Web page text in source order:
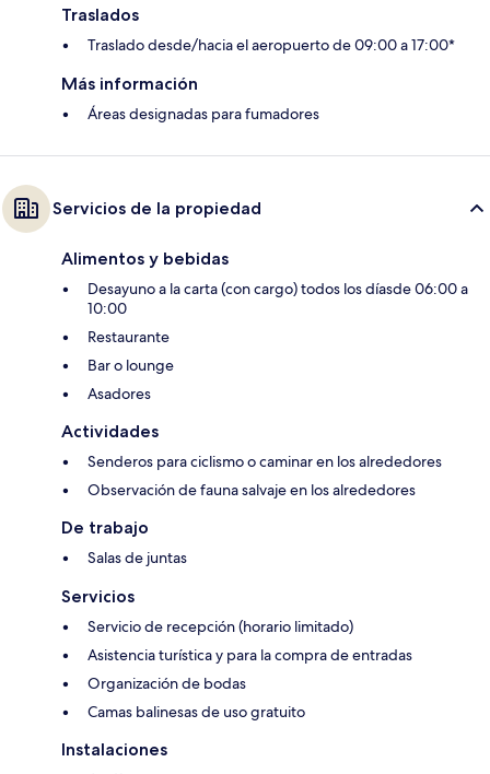
Traslados
Traslado desde/hacia el aeropuerto de 09:00 a 17:00*
Más información
Áreas designadas para fumadores
Servicios de la propiedad
Alimentos y bebidas
Desayuno a la carta (con cargo) todos los díasde 06:00 a
10:00
Restaurante
Bar o lounge
Asadores
Actividades
Senderos para ciclismo o caminar en los alrededores
Observación de fauna salvaje en los alrededores
De trabajo
Salas de juntas
Servicios
Servicio de recepción (horario limitado)
Asistencia turística y para la compra de entradas
Organización de bodas
Camas balinesas de uso gratuito
Instalaciones